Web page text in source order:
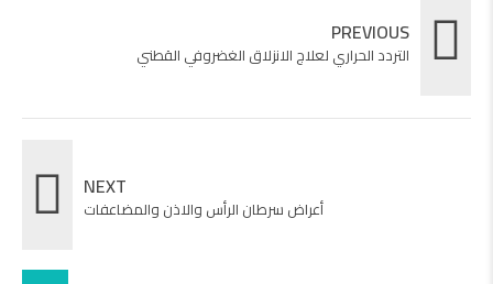
PREVIOUS
التردد الحراري لعلاج الانزلاق الغضروفي القطني
NEXT
أعراض سرطان الرأس والاذن والمضاعفات